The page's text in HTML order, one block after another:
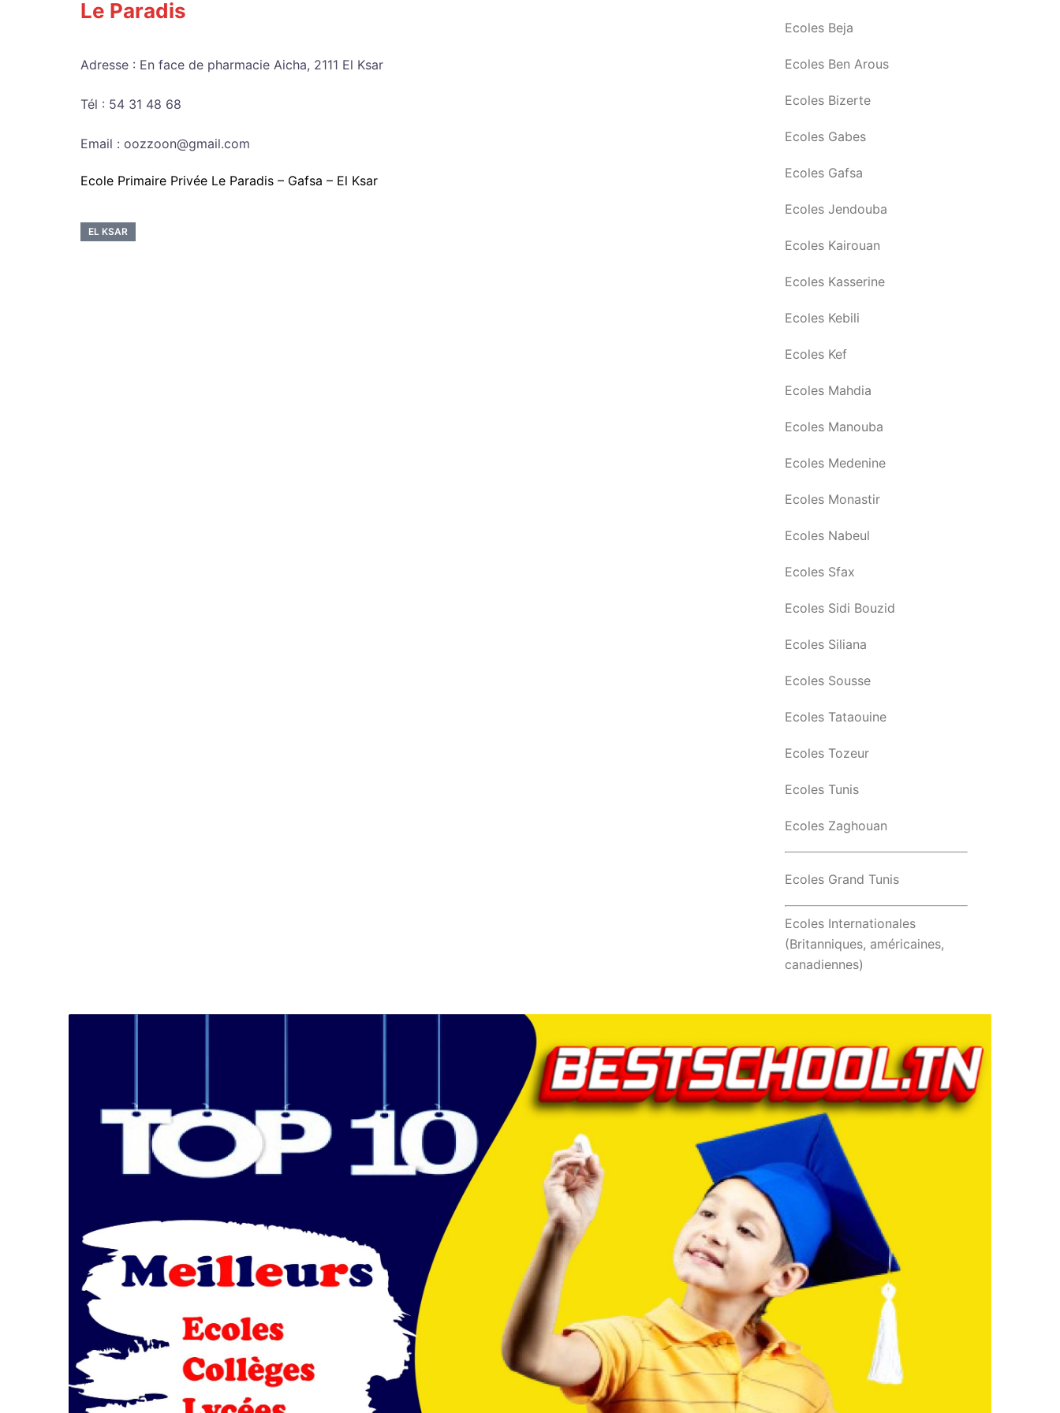
Le Paradis
Adresse : En face de pharmacie Aicha, 2111 El Ksar
Tél : 54 31 48 68
Email : oozzoon@gmail.com
Ecole Primaire Privée Le Paradis – Gafsa – El Ksar
EL KSAR
Ecoles Beja
Ecoles Ben Arous
Ecoles Bizerte
Ecoles Gabes
Ecoles Gafsa
Ecoles Jendouba
Ecoles Kairouan
Ecoles Kasserine
Ecoles Kebili
Ecoles Kef
Ecoles Mahdia
Ecoles Manouba
Ecoles Medenine
Ecoles Monastir
Ecoles Nabeul
Ecoles Sfax
Ecoles Sidi Bouzid
Ecoles Siliana
Ecoles Sousse
Ecoles Tataouine
Ecoles Tozeur
Ecoles Tunis
Ecoles Zaghouan
Ecoles Grand Tunis
Ecoles Internationales
(Britanniques, américaines,
canadiennes)